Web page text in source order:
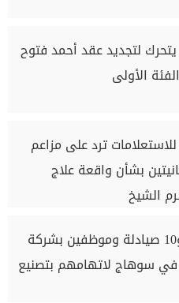
لتجديد عقد أحمد فتوح
الأولى
ترد على مزاعم
بشأن واقعة علاج
الشيخ
حبس طبيبين و10 صيادلة وموظفين بشركة
يومًا في سوهاج لاتهامهم بتصنيع